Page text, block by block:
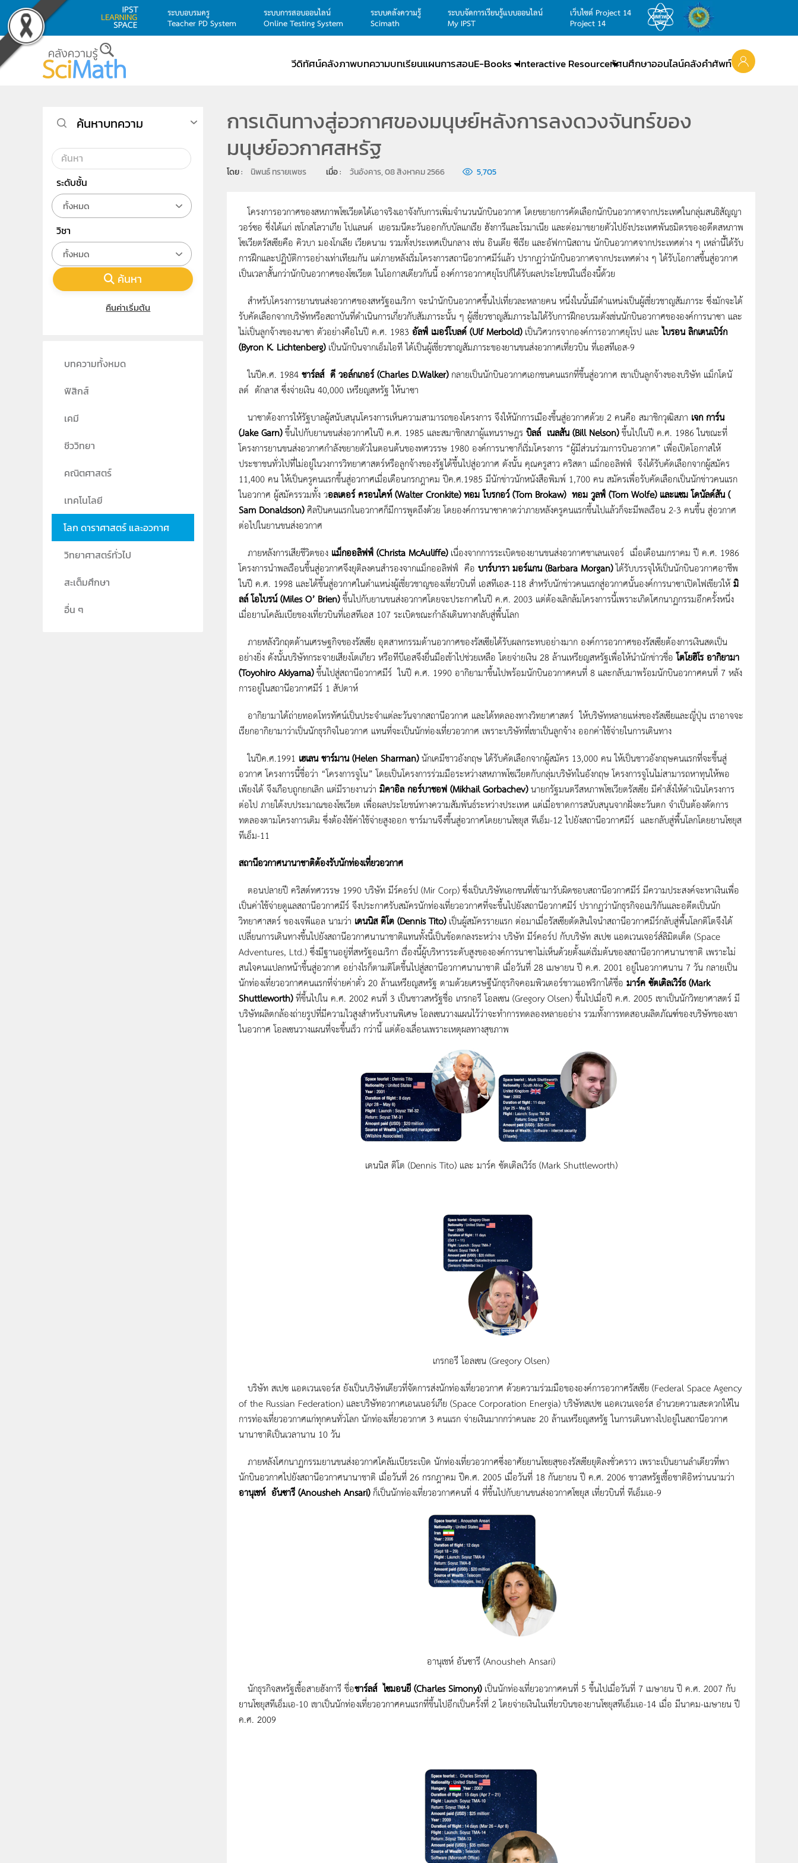
Skip to main content
ระบบอบรมครู
Teacher PD System
ระบบการสอบออนไลน์
Online Testing System
ระบบคลังความรู้
Scimath
ระบบจัดการเรียนรู้แบบออนไลน์
My IPST
เว็บไซต์ Project 14
Project 14
วีดิทัศน์คลังภาพบทความบทเรียนแผนการสอนE-Books Interactive Resourceทัศนศึกษาออนไลน์คลังคำศัพท์
การเดินทางสู่อวกาศของมนุษย์หลังการลงดวงจันทร์ของ
มนุษย์อวกาศสหรัฐ
โดย : นิพนธ์ ทรายเพชร เมื่อ : วันอังคาร, 08 สิงหาคม 2566 5,705
โครงการอวกาศของสหภาพโซเวียตได้เอาจริงเอาจังกับการเพิ่มจำนวนนักบินอวกาศ โดยขยายการคัดเลือกนักบินอวกาศจากประเทศในกลุ่มสนธิสัญญา
วอร์ซอ ซึ่งได้แก่ เชโกสโลวาเกีย โปแลนด์ เยอรมนีตะวันออกกับบัลแกเรีย ฮังการีและโรมาเนีย และต่อมาขยายตัวไปยังประเทศพันธมิตรของอดีตสหภาพ
โซเวียตรัสเซียคือ คิวบา มองโกเลีย เวียดนาม รวมทั้งประเทศเป็นกลาง เช่น อินเดีย ซีเรีย และอัฟกานิสถาน นักบินอวกาศจากประเทศต่าง ๆ เหล่านี้ได้รับ
การฝึกและปฏิบัติการอย่างเท่าเทียมกัน แต่ภายหลังเริ่มโครงการสถานีอวกาศมีร์แล้ว ปรากฏว่านักบินอวกาศจากประเทศต่าง ๆ ได้รับโอกาสขึ้นสู่อวกาศ
เป็นเวลาสั้นกว่านักบินอวกาศของโซเวียต ในโอกาสเดียวกันนี้ องค์การอวกาศยุโรปก็ได้รับผลประโยชน์ในเรื่องนี้ด้วย
สำหรับโครงการยานขนส่งอวกาศของสหรัฐอเมริกา จะนำนักบินอวกาศขึ้นไปเที่ยวละหลายคน หนึ่งในนั้นมีตำแหน่งเป็นผู้เชี่ยวชาญสัมภาระ ซึ่งมักจะได้
รับคัดเลือกจากบริษัทหรือสถาบันที่ดำเนินการเกี่ยวกับสัมภาระนั้น ๆ ผู้เชี่ยวชาญสัมภาระไม่ได้รับการฝึกอบรมดังเช่นนักบินอวกาศขององค์การนาซา และ
ไม่เป็นลูกจ้างของนาซา ตัวอย่างคือในปี ค.ศ. 1983 อัลฟ์ เมอร์โบลด์ (Ulf Merbold)เป็นวิศวกรจากองค์การอวกาศยุโรป และไบรอน ลิกเตนเบิร์ก
(Byron K. Lichtenberg)เป็นนักบินจากเอ็มไอที ได้เป็นผู้เชี่ยวชาญสัมภาระของยานขนส่งอวกาศเที่ยวบิน ที่เอสทีเอส-9
ในปีค.ศ. 1984 ชาร์ลส์ ดี วอล์กเกอร์ (Charles D.Walker)กลายเป็นนักบินอวกาศเอกชนคนแรกที่ขึ้นสู่อวกาศ เขาเป็นลูกจ้างของบริษัท แม็กโดนั
ลด์ ดักลาส ซึ่งจ่ายเงิน 40,000 เหรียญสหรัฐ ให้นาซา
นาซาต้องการให้รัฐบาลผู้สนับสนุนโครงการเห็นความสามารถของโครงการ จึงให้นักการเมืองขึ้นสู่อวกาศด้วย 2 คนคือ สมาชิกวุฒิสภา เจก การ์น
(Jake Garn)ขึ้นไปกับยานขนส่งอวกาศในปี ค.ศ. 1985 และสมาชิกสภาผู้แทนราษฎร บิลล์ เนลสัน (Bill Nelson)ขึ้นไปในปี ค.ศ. 1986 ในขณะที่
โครงการยานขนส่งอวกาศกำลังขยายตัวในตอนต้นของทศวรรษ 1980 องค์การนาซาก็เริ่มโครงการ “ผู้มีส่วนร่วมการบินอวกาศ” เพื่อเปิดโอกาสให้
ประชาชนทั่วไปที่ไม่อยู่ในวงการวิทยาศาสตร์หรือลูกจ้างของรัฐได้ขึ้นไปสู่อวกาศ ดังนั้น คุณครูสาว คริสตา แม็กออลิฟฟ์ จึงได้รับคัดเลือกจากผู้สมัคร
11,400 คน ให้เป็นครูคนแรกขึ้นสู่อวกาศเมื่อเดือนกรกฎาคม ปีค.ศ.1985 มีนักข่าวนักหนังสือพิมพ์ 1,700 คน สมัครเพื่อรับคัดเลือกเป็นนักข่าวคนแรก
ในอวกาศ ผู้สมัครรวมทั้ง วอลเตอร์ ครอนไคท์ (Walter Cronkite) ทอม โบรกอว์ (Tom Brokaw) ทอม วูลฟ์ (Tom Wolfe) และแซม โดนัลด์สัน (
Sam Donaldson)ศิลปินคนแรกในอวกาศก็มีการพูดถึงด้วย โดยองค์การนาซาคาดว่าภายหลังครูคนแรกขึ้นไปแล้วก็จะมีพลเรือน 2-3 คนขึ้น สู่อวกาศ
ต่อไปในยานขนส่งอวกาศ
ภายหลังการเสียชีวิตของ แม็กออลิฟฟ์ (Christa McAuliffe)เนื่องจากการระเบิดของยานขนส่งอวกาศชาเลนเจอร์ เมื่อเดือนมกราคม ปี ค.ศ. 1986
โครงการนำพลเรือนขึ้นสู่อวกาศจึงยุติลงคนสำรองจากแม็กออลิฟฟ์ คือ บาร์บารา มอร์แกน (Barbara Morgan)ได้รับบรรจุให้เป็นนักบินอวกาศอาชีพ
ในปี ค.ศ. 1998 และได้ขึ้นสู่อวกาศในตำแหน่งผู้เชี่ยวชาญของเที่ยวบินที่ เอสทีเอส-118 สำหรับนักข่าวคนแรกสู่อวกาศนั้นองค์การนาซาเปิดไฟเขียวให้มิ
ลล์ โอไบรน์ (Miles O’ Brien)ขึ้นไปกับยานขนส่งอวกาศโดยจะประกาศในปี ค.ศ. 2003 แต่ต้องเลิกล้มโครงการนี้เพราะเกิดโศกนาฏกรรมอีกครั้งหนึ่ง
เมื่อยานโคลัมเบียของเที่ยวบินที่เอสทีเอส 107 ระเบิดขณะกำลังเดินทางกลับสู่พื้นโลก
ภายหลังวิกฤตด้านเศรษฐกิจของรัสเซีย อุตสาหกรรมด้านอวกาศของรัสเซียได้รับผลกระทบอย่างมาก องค์การอวกาศของรัสเซียต้องการเงินสดเป็น
อย่างยิ่ง ดังนั้นบริษัทกระจายเสียงโตเกียว หรือทีบีเอสจึงยื่นมือเข้าไปช่วยเหลือ โดยจ่ายเงิน 28 ล้านเหรียญสหรัฐเพื่อให้นำนักข่าวชื่อโตโยฮิโร อากิยามา
(Toyohiro Akiyama)ขึ้นไปสู่สถานีอวกาศมีร์ ในปี ค.ศ. 1990 อากิยามาขึ้นไปพร้อมนักบินอวกาศคนที่ 8 และกลับมาพร้อมนักบินอวกาศคนที่ 7 หลัง
การอยู่ในสถานีอวกาศมีร์ 1 สัปดาห์
อากิยามาได้ถ่ายทอดโทรทัศน์เป็นประจำแต่ละวันจากสถานีอวกาศ และได้ทดลองทางวิทยาศาสตร์ ให้บริษัทหลายแห่งของรัสเซียและญี่ปุ่น เราอาจจะ
เรียกอากิยามาว่าเป็นนักธุรกิจในอวกาศ แทนที่จะเป็นนักท่องเที่ยวอวกาศ เพราะบริษัทที่เขาเป็นลูกจ้าง ออกค่าใช้จ่ายในการเดินทาง
ในปีค.ศ.1991 เฮเลน ชาร์มาน (Helen Sharman)นักเคมีชาวอังกฤษ ได้รับคัดเลือกจากผู้สมัคร 13,000 คน ให้เป็นชาวอังกฤษคนแรกที่จะขึ้นสู่
อวกาศ โครงการนี้ชื่อว่า “โครงการจูโน” โดยเป็นโครงการร่วมมือระหว่างสหภาพโซเวียตกับกลุ่มบริษัทในอังกฤษ โครงการจูโนไม่สามารถหาทุนให้พอ
เพียงได้ จึงเกือบถูกยกเลิก แต่มีรายงานว่า มิคาอิล กอร์บาชอฟ (Mikhail Gorbachev)นายกรัฐมนตรีสหภาพโซเวียตรัสเซีย มีคำสั่งให้ดำเนินโครงการ
ต่อไป ภายใต้งบประมาณของโซเวียต เพื่อผลประโยชน์ทางความสัมพันธ์ระหว่างประเทศ แต่เมื่อขาดการสนับสนุนจากฝั่งตะวันตก จำเป็นต้องตัดการ
ทดลองตามโครงการเดิม ซึ่งต้องใช้ค่าใช้จ่ายสูงออก ชาร์มานจึงขึ้นสู่อวกาศโดยยานโซยุส ทีเอ็ม-12 ไปยังสถานีอวกาศมีร์ และกลับสู่พื้นโลกโดยยานโซยุส
ทีเอ็ม-11
สถานีอวกาศนานาชาติต้องรับนักท่องเที่ยวอวกาศ
ตอนปลายปี คริสต์ทศวรรษ 1990 บริษัท มีร์คอร์ป (Mir Corp) ซึ่งเป็นบริษัทเอกชนที่เข้ามารับผิดชอบสถานีอวกาศมีร์ มีความประสงค์จะหาเงินเพื่อ
เป็นค่าใช้จ่ายดูแลสถานีอวกาศมีร์ จึงประกาศรับสมัครนักท่องเที่ยวอวกาศที่จะขึ้นไปยังสถานีอวกาศมีร์ ปรากฏว่านักธุรกิจอเมริกันและอดีตเป็นนัก
วิทยาศาสตร์ ของเจพีแอล นามว่า เดนนิส ติโต (Dennis Tito)เป็นผู้สมัครรายแรก ต่อมาเมื่อรัสเซียตัดสินใจนำสถานีอวกาศมีร์กลับสู่พื้นโลกติโตจึงได้
เปลี่ยนการเดินทางขึ้นไปยังสถานีอวกาศนานาชาติแทนทั้งนี้เป็นข้อตกลงระหว่าง บริษัท มีร์คอร์ป กับบริษัท สเปซ แอดเวนเจอร์ส์ลิมิตเต็ด (Space
Adventures, Ltd.) ซึ่งมีฐานอยู่ที่สหรัฐอเมริกา เรื่องนี้ผู้บริหารระดับสูงขององค์การนาซาไม่เห็นด้วยตั้งแต่เริ่มต้นของสถานีอวกาศนานาชาติ เพราะไม่
สนใจคนแปลกหน้าขึ้นสู่อวกาศ อย่างไรก็ตามติโตขึ้นไปสู่สถานีอวกาศนานาชาติ เมื่อวันที่ 28 เมษายน ปี ค.ศ. 2001 อยู่ในอวกาศนาน 7 วัน กลายเป็น
นักท่องเที่ยวอวกาศคนแรกที่จ่ายค่าตั๋ว 20 ล้านเหรียญสหรัฐ ตามด้วยเศรษฐีนักธุรกิจคอมพิวเตอร์ชาวแอฟริกาใต้ชื่อ มาร์ค ซัตเติลเวิร์ธ (Mark
Shuttleworth)ที่ขึ้นไปใน ค.ศ. 2002 คนที่ 3 เป็นชาวสหรัฐชื่อ เกรกอรี โอลเซน (Gregory Olsen) ขึ้นไปเมื่อปี ค.ศ. 2005 เขาเป็นนักวิทยาศาสตร์ มี
บริษัทผลิตกล้องถ่ายรูปที่มีความไวสูงสำหรับงานพิเศษ โอลเซนวางแผนไว้ว่าจะทำการทดลองหลายอย่าง รวมทั้งการทดสอบผลิตภัณฑ์ของบริษัทของเขา
ในอวกาศ โอลเซนวางแผนที่จะขึ้นเร็ว กว่านี้ แต่ต้องเลื่อนเพราะเหตุผลทางสุขภาพ
เดนนิส ติโต (Dennis Tito) และ มาร์ค ซัตเติลเวิร์ธ (Mark Shuttleworth)
เกรกอรี โอลเซน (Gregory Olsen)
บริษัท สเปซ แอดเวนเจอร์ส ยังเป็นบริษัทเดียวที่จัดการส่งนักท่องเที่ยวอวกาศ ด้วยความร่วมมือขององค์การอวกาศรัสเซีย (Federal Space Agency
of the Russian Federation) และบริษัทอวกาศเอนเนอร์เกีย (Space Corporation Energia) บริษัทสเปซ แอดเวนเจอร์ส อำนวยความสะดวกให้ใน
การท่องเที่ยวอวกาศแก่ทุกคนทั่วโลก นักท่องเที่ยวอวกาศ 3 คนแรก จ่ายเงินมากกว่าคนละ 20 ล้านเหรียญสหรัฐ ในการเดินทางไปอยู่ในสถานีอวกาศ
นานาชาติเป็นเวลานาน 10 วัน
ภายหลังโศกนาฏกรรมยานขนส่งอวกาศโคลัมเบียระเบิด นักท่องเที่ยวอวกาศซึ่งอาศัยยานโซยสุของรัสเซียยุติลงชั่วคราว เพราะเป็นยานลำเดียวที่พา
นักบินอวกาศไปยังสถานีอวกาศนานาชาติ เมื่อวันที่ 26 กรกฎาคม ปีค.ศ. 2005 เมื่อวันที่ 18 กันยายน ปี ค.ศ. 2006 ชาวสหรัฐเชื้อชาติอิหร่านนามว่า
อานุเชห์ อันซารี (Anousheh Ansari)ก็เป็นนักท่องเที่ยวอวกาศคนที่ 4 ที่ขึ้นไปกับยานขนส่งอวกาศโซยุส เที่ยวบินที่ ทีเอ็มเอ-9
อานุเชห์ อันซารี (Anousheh Ansari)
นักธุรกิจสหรัฐเชื้อสายฮังการี ชื่อชาร์ลส์ ไซมอนยี (Charles Simonyi)เป็นนักท่องเที่ยวอวกาศคนที่ 5 ขึ้นไปเมื่อวันที่ 7 เมษายน ปี ค.ศ. 2007 กับ
ยานโซยุสทีเอ็มเอ-10 เขาเป็นนักท่องเที่ยวอวกาศคนแรกที่ขึ้นไปอีกเป็นครั้งที่ 2 โดยจ่ายเงินในเที่ยวบินของยานโซยุสทีเอ็มเอ-14 เมื่อ มีนาคม-เมษายน ปี
ค.ศ. 2009
ค้นหาบทความ
ระดับชั้น
ทั้งหมด
วิชา
ทั้งหมด
ค้นหา
คืนค่าเริ่มต้น
บทความทั้งหมด
ฟิสิกส์
เคมี
ชีววิทยา
คณิตศาสตร์
เทคโนโลยี
โลก ดาราศาสตร์ และอวกาศ
วิทยาศาสตร์ทั่วไป
สะเต็มศึกษา
อื่น ๆ